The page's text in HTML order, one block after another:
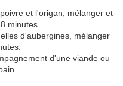
et l'origan, mélanger et
minutes.
d'aubergines, mélanger
d'une viande ou